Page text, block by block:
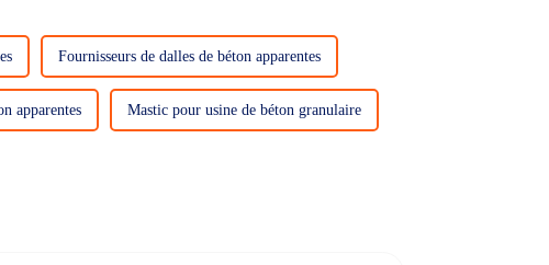
Fournisseurs de dalles de béton apparentes
apparentes Mastic pour usine de béton granulaire